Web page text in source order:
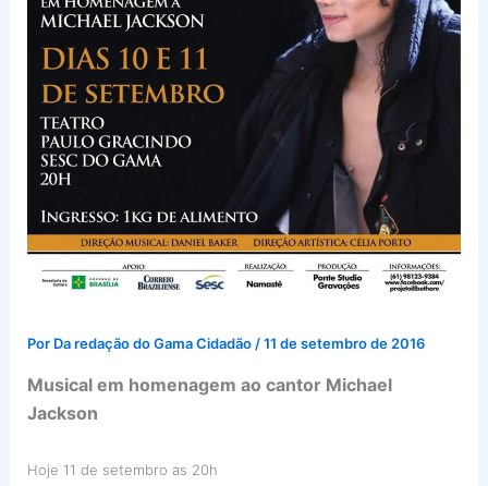
Por Da redação do Gama Cidadão /11 de setembro de 2016
Musical em homenagem ao cantor Michael
Jackson
Hoje 11 de setembro as 20h